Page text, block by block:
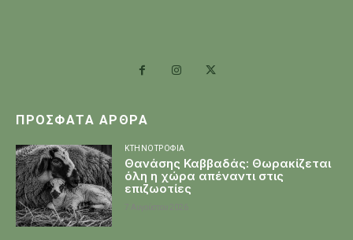
ΠΡΌΣΦΑΤΑ ΆΡΘΡΑ
ΚΤΗΝΟΤΡΟΦΊΑ
Θανάσης Καββαδάς: Θωρακίζεται
όλη η χώρα απέναντι στις
επιζωοτίες